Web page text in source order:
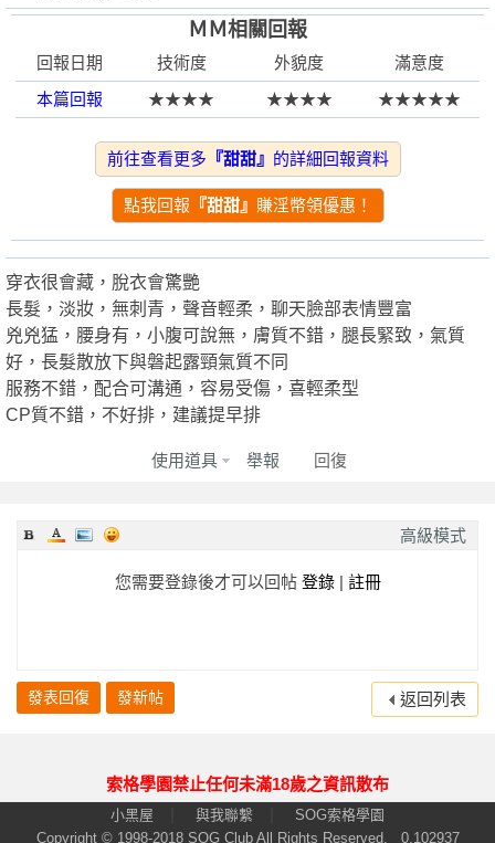
園
ＭＭ相關回報
回報日期 技術度 外貌度
滿意度
本篇回報
★★★★ ★★★★ ★★★★★
前往查看更多 『甜甜』 的詳細回報資料
點我回報 『甜甜』 賺淫幣領優惠！
穿衣很會藏，脫衣會驚艷
長髮，淡妝，無刺青，聲音輕柔，聊天臉部表情豐富
兇兇猛，腰身有，小腹可說無，膚質不錯，腿長緊致，氣質
好，長髮散放下與磐起露頸氣質不同
服務不錯，配合可溝通，容易受傷，喜輕柔型
CP質不錯，不好排，建議提早排
回復
使用道具 舉報
高級模式
您需要登錄後才可以回帖 登錄| 註冊
發表回復 發新帖 返回列表
索格學園禁止任何未滿18歲之資訊散布
小黑屋 與我聯繫
SOG索格學園
Copyright © 1998-2018 SOG ClubAll Rights Reserved. 0.102937